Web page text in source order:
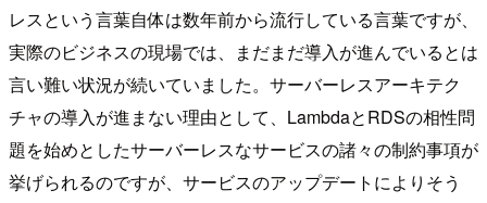
レスという言葉自体は数年前から流行している言葉ですが、
実際のビジネスの現場では、まだまだ導入が進んでいるとは
言い難い状況が続いていました。サーバーレスアーキテク
チャの導入が進まない理由として、LambdaとRDSの相性問
題を始めとしたサーバーレスなサービスの諸々の制約事項が
挙げられるのですが、サービスのアップデートによりそう